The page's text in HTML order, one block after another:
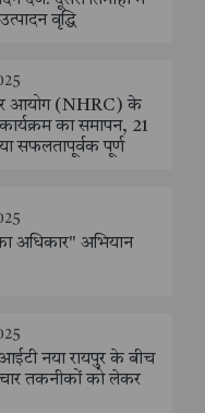
वृद्धि
आयोग (NHRC) के
का समापन, 21
सफलतापूर्वक पूर्ण
अधिकार" अभियान
नया रायपुर के बीच
तकनीकों को लेकर